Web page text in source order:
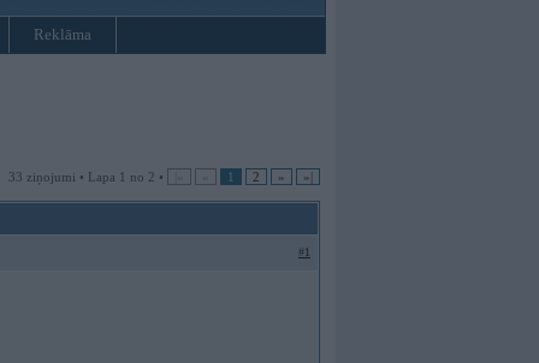
Reklāma
33 ziņojumi • Lapa 1 no 2 • |« « 1 2 » »|
#1